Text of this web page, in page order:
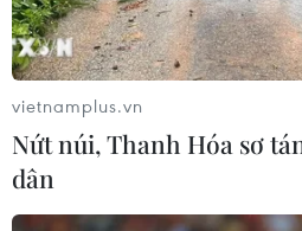
vietnamplus.vn
Nứt núi, Thanh Hóa sơ
dân